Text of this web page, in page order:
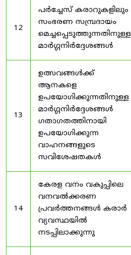
12
പർച്ചേസ് കരാറുകളിലും
സംഭരണ ​​സമ്പ്രദായം
മെച്ചപ്പെടുത്തുന്നതിനുള്ള
മാർഗ്ഗനിർദ്ദേശങ്ങൾ
13
ഉത്സവങ്ങൾക്ക്
ആനകളെ
ഉപയോഗിക്കുന്നതിനുള്ള
മാർഗ്ഗനിർദ്ദേശങ്ങൾ
ഗതാഗതത്തിനായി
ഉപയോഗിക്കുന്ന
വാഹനങ്ങളുടെ
സവിശേഷതകൾ
14
കേരള വനം വകുപ്പിലെ
വനവൽക്കരണ
പ്രവർത്തനങ്ങൾ കരാർ
വ്യവസ്ഥയിൽ
നടപ്പിലാക്കുന്നു